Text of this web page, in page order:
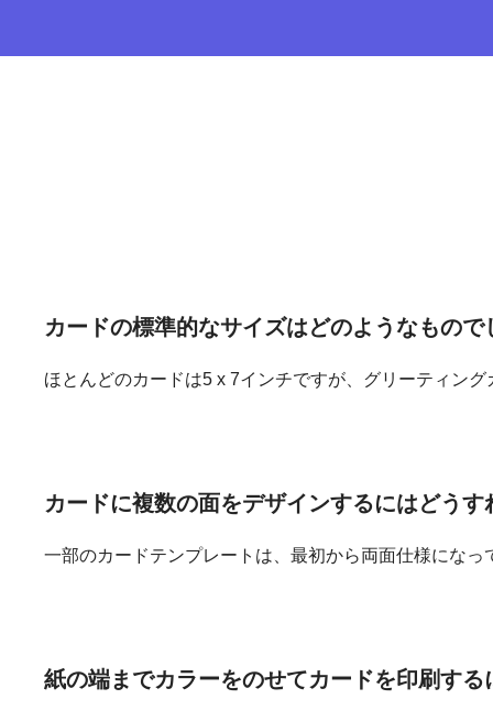
カードの標準的なサイズはどのようなもので
ほとんどのカードは5 x 7インチですが、グリーティン
カードに複数の面をデザインするにはどうす
一部のカードテンプレートは、最初から両面仕様にな
紙の端までカラーをのせてカードを印刷する